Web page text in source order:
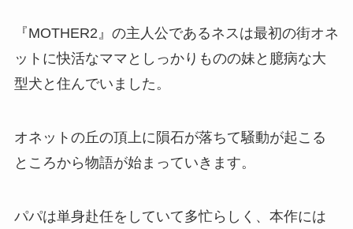
『MOTHER2』の主人公であるネスは最初の街オネ
ットに快活なママとしっかりものの妹と臆病な大
型犬と住んでいました。
オネットの丘の頂上に隕石が落ちて騒動が起こる
ところから物語が始まっていきます。
パパは単身赴任をしていて多忙らしく、本作には